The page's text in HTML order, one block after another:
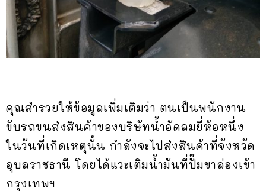
คุณสำรวยให้ข้อมูลเพิ่มเติมว่า ตนเป็นพนักงาน
ขับรถขนส่งสินค้าของบริษัทน้ำอัดลมยี่ห้อหนึ่ง
ในวันที่เกิดเหตุนั้น กำลังจะไปส่งสินค้าที่จังหวัด
อุบลราชธานี โดยได้แวะเติมน้ำมันที่ปั๊มขาล่องเข้า
กรุงเทพฯ